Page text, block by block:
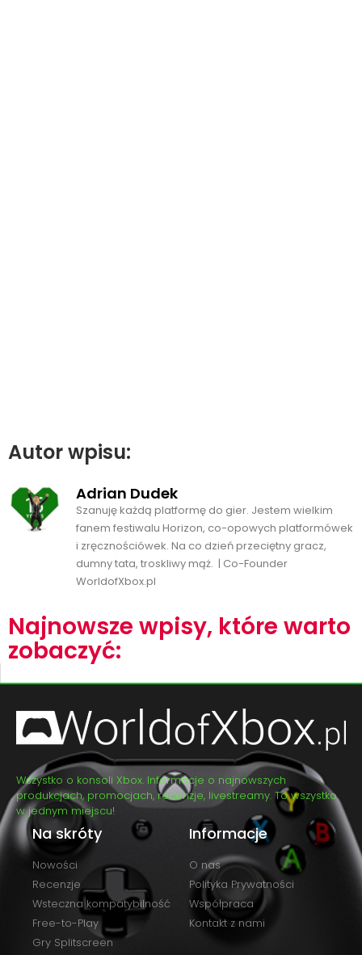
Autor wpisu:
Adrian Dudek
Szanuję każdą platformę do gier. Jestem wielkim
fanem festiwalu Horizon, co-opowych platformówek
i zręcznościówek. Na co dzień przeciętny gracz,
dumny tata, troskliwy mąż. | Co-Founder
WorldofXbox.pl
Najnowsze wpisy, które warto
zobaczyć:
Wszystko o konsoli Xbox. Informacje o najnowszych
produkcjach, promocjach, recenzje, livestreamy. To wszystko
w jednym miejscu!
Na skróty
Nowości
Recenzje
Wsteczna kompatybilność
Free-to-Play
Gry Splitscreen
Informacje
O nas
Polityka Prywatności
Współpraca
Kontakt z nami